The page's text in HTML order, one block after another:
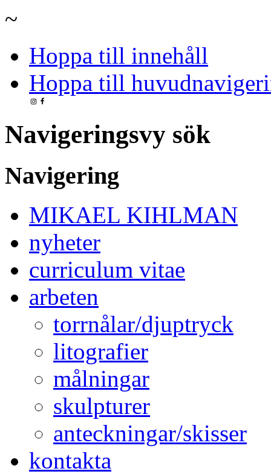
~
Hoppa till innehåll
Hoppa till
Navigeringsvy sök
Navigering
MIKAEL KIHLMAN
nyheter
curriculum vitae
arbeten
torrnålar/djuptryck
litografier
målningar
skulpturer
anteckningar/skisser
kontakta